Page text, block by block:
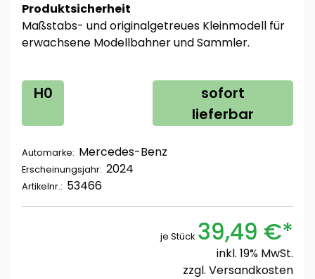
Produktsicherheit
Maßstabs- und originalgetreues Kleinmodell für
erwachsene Modellbahner und Sammler.
H0
sofort
lieferbar
Automarke: Mercedes-Benz
Erscheinungsjahr: 2024
Artikelnr.: 53466
je Stück 39,49 €*
inkl. 19% MwSt.
zzgl. Versandkosten